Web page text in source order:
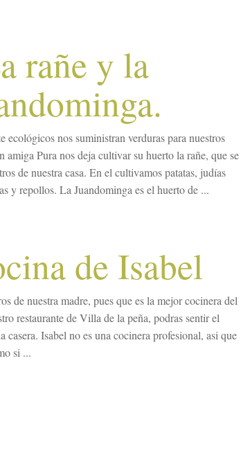
rañe y la
ecológicos nos suministran verduras para nuestros
amiga Pura nos deja cultivar su huerto la rañe, que se
de nuestra casa. En el cultivamos patatas, judías
y repollos. La Juandominga es el huerto de ...
de Isabel
de nuestra madre, pues que es la mejor cocinera del
restaurante de Villa de la peña, podras sentir el
casera. Isabel no es una cocinera profesional, asi que
si ...